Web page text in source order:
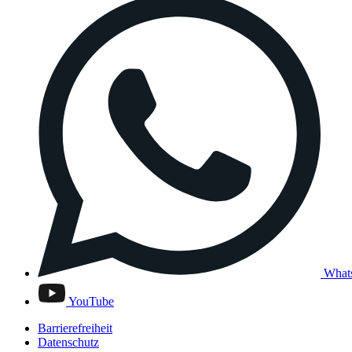
YouTube
Barrierefreiheit
Datenschutz